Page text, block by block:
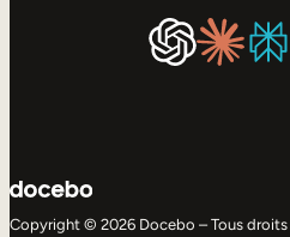
Copyright © 2026 Docebo – Tous